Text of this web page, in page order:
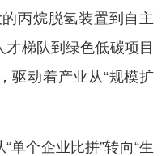
丙烷脱氢装置到自主
梯队到绿色低碳项目
驱动着产业从“规模扩
单个企业比拼”转向“生